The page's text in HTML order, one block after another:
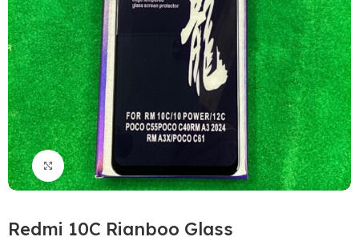
Click to enlarge
Redmi 10C Rianboo Glass